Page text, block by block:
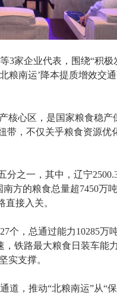
企业代表，围绕“积极
粮南运’降本提质增效交
心区，是国家粮食稳产
带，不仅关乎粮食资源
之一，其中，辽宁
方的粮食总量超7450万
接入关。
，总通过能力10285万
铁路最大粮食日装车能
实支撑。
，推动“北粮南运”从“保